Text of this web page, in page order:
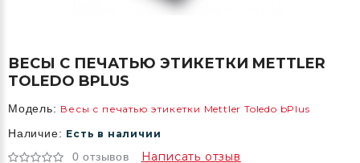
ВЕСЫ С ПЕЧАТЬЮ ЭТИКЕТКИ METTLER
TOLEDO BPLUS
Модель: Весы с печатью этикетки Mettler Toledo bPlus
Наличие: Есть в наличии
0 отзывов Написать отзыв